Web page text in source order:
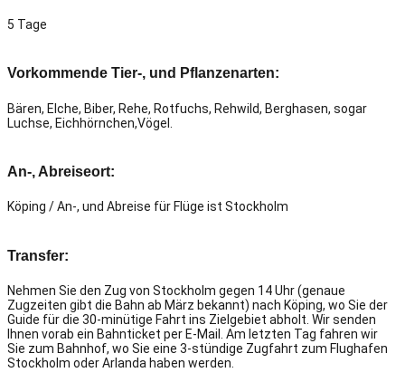
5 Tage
Vorkommende Tier-, und Pflanzenarten:
Bären, Elche, Biber, Rehe, Rotfuchs, Rehwild, Berghasen, sogar
Luchse, Eichhörnchen,Vögel.
An-, Abreiseort:
Köping / An-, und Abreise für Flüge ist Stockholm
Transfer:
Nehmen Sie den Zug von Stockholm gegen 14 Uhr (genaue
Zugzeiten gibt die Bahn ab März bekannt) nach Köping, wo Sie der
Guide für die 30-minütige Fahrt ins Zielgebiet abholt. Wir senden
Ihnen vorab ein Bahnticket per E-Mail. Am letzten Tag fahren wir
Sie zum Bahnhof, wo Sie eine 3-stündige Zugfahrt zum Flughafen
Stockholm oder Arlanda haben werden.